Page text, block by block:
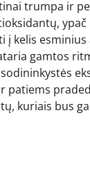
trumpa ir
ypač
kelis esminius
gamtos
patiems
kuriais bus